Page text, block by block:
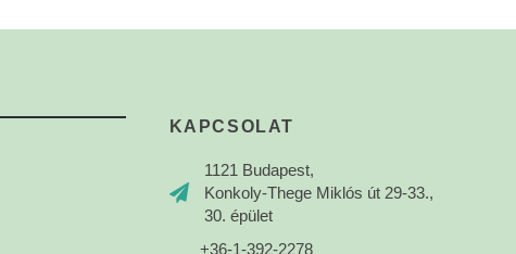
KAPCSOLAT
1121 Budapest,
Konkoly-Thege Miklós út 29-33.,
30. épület
+36-1-392-2278